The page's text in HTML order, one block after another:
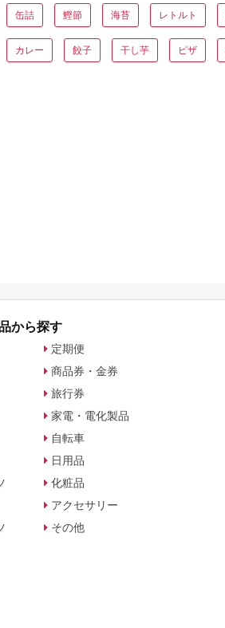
粉
5.0
寄付金額:19,000 円
かせスペシャルセッ
ト」【冷凍】/ ひもの
装 イカ 一夜干し 訳あ
り わけあり
5.0
寄付金額:10,000
！ふ
の返
缶詰 鰹節 海苔 レトルト
カレー 餃子 干し芋 ピザ
から探す
定期便
商品券・金券
旅行券
家電・電化製品
自転車
日用品
化粧品
アクセサリー
その他